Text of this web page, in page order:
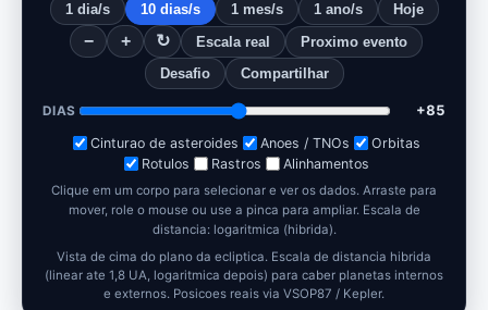
1 dia/s
10 dias/s 1 mes/s 1 ano/s Hoje
− + ↻ Escala real
Proximo evento
Desafio
Compartilhar
DIAS
+96
Cinturao de asteroides
Anoes / TNOs
Orbitas
Rotulos
Rastros Alinhamentos
Clique em um corpo para selecionar e ver os dados. Arraste para
mover, role o mouse ou use a pinca para ampliar. Escala de
distancia: logaritmica (hibrida).
Vista de cima do plano da ecliptica. Escala de distancia hibrida
(linear ate 1,8 UA, logaritmica depois) para caber planetas internos
e externos. Posicoes reais via VSOP87 / Kepler.